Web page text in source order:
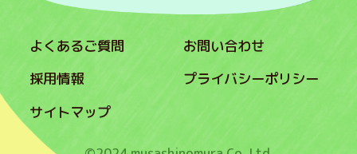
よくあるご質問
お問い合わせ
採用情報
プライバシーポリシー
サイトマップ